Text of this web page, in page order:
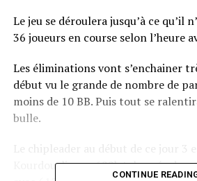
Le jeu se déroulera jusqu’à ce qu’il
36 joueurs en course selon l’heure
Les éliminations vont s’enchainer
début vu le grande de nombre de
moins de 10 BB. Puis tout se
bulle.
Le chipleader au début de ce jour 3
Kourdourli avec 622k talonnée de
CONTINUE